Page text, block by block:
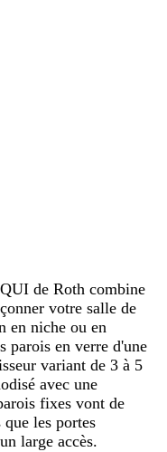
de Roth combine
votre salle de
en niche ou en
parois en verre d'une
variant de 3 à 5
avec une
fixes vont de
les portes
large accès.